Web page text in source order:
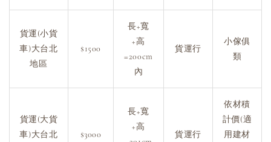
貨運(小貨
車)大台北
地區
$1500
長+寬
+高
=200cm
內
貨運行
小傢俱
類
貨運(大貨
車)大台北
$3000
長+寬
+高
貨運行
依材積
計價(適
用建材